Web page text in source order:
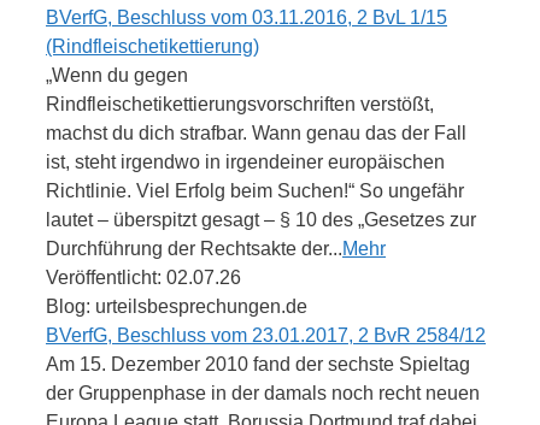
BVerfG, Beschluss vom 03.11.2016, 2 BvL 1/15
(Rindfleischetikettierung)
„Wenn du gegen
Rindfleischetikettierungsvorschriften verstößt,
machst du dich strafbar. Wann genau das der Fall
ist, steht irgendwo in irgendeiner europäischen
Richtlinie. Viel Erfolg beim Suchen!“ So ungefähr
lautet – überspitzt gesagt – § 10 des „Gesetzes zur
Durchführung der Rechtsakte der...Mehr
Veröffentlicht: 02.07.26
Blog: urteilsbesprechungen.de
BVerfG, Beschluss vom 23.01.2017, 2 BvR 2584/12
Am 15. Dezember 2010 fand der sechste Spieltag
der Gruppenphase in der damals noch recht neuen